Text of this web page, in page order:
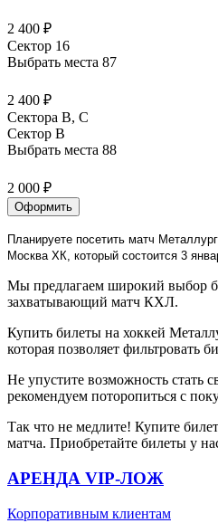
2 400 ₽
Сектор 16
Выбрать места 87
2 400 ₽
Сектора B, С
Сектор B
Выбрать места 88
2 000 ₽
Оформить
Планируете посетить матч
Москва ХК, который состоится 3
Мы предлагаем широкий выбор
захватывающий матч КХЛ.
Купить билеты на хоккей
которая позволяет фильтровать
Не упустите возможность
рекомендуем поторопиться с
Так что не медлите! Купите
матча. Приобретайте билеты у
АРЕНДА VIP-ЛОЖ
Корпоративным клиентам